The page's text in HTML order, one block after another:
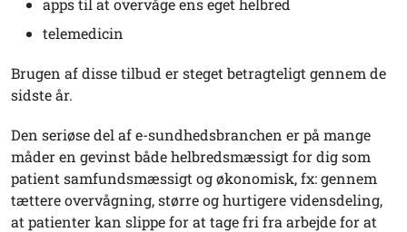
apps til at overvåge ens eget helbred
telemedicin
Brugen af disse tilbud er steget betragteligt gennem de
sidste år.
Den seriøse del af e-sundhedsbranchen er på mange
måder en gevinst både helbredsmæssigt for dig som
patient samfundsmæssigt og økonomisk, fx: gennem
tættere overvågning, større og hurtigere vidensdeling,
at patienter kan slippe for at tage fri fra arbejde for at